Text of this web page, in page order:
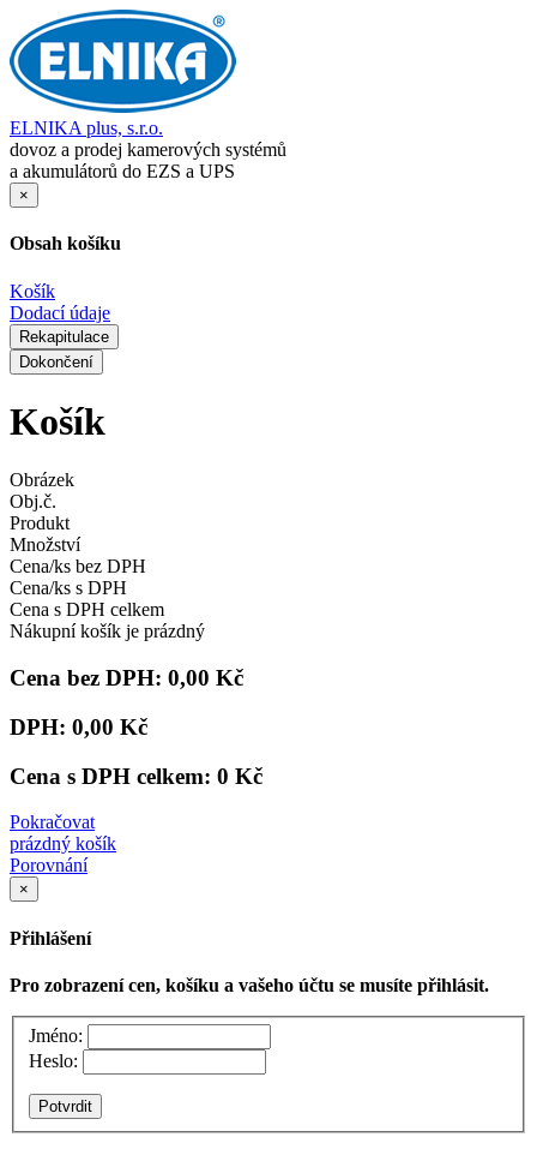
ELNIKA plus, s.r.o.
dovoz a prodej kamerových systémů
a akumulátorů do EZS a UPS
×
Obsah košíku
Košík
Dodací údaje
Rekapitulace
Dokončení
Košík
Obrázek
Obj.č.
Produkt
Množství
Cena/ks bez DPH
Cena/ks s DPH
Cena s DPH celkem
Nákupní košík je prázdný
Cena bez DPH: 0,00 Kč
DPH: 0,00 Kč
Cena s DPH celkem: 0 Kč
Pokračovat
prázdný košík
Porovnání
×
Přihlášení
Pro zobrazení cen, košíku a vašeho účtu se musíte přihlásit.
Jméno:
Heslo: